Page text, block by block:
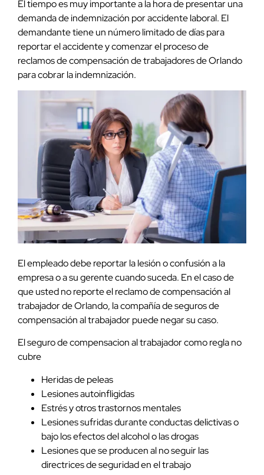
El tiempo es muy importante a la hora de presentar una
demanda de indemnización por accidente laboral. El
demandante tiene un número limitado de días para
reportar el accidente y comenzar el proceso de
reclamos de compensación de trabajadores de Orlando
para cobrar la indemnización.
El empleado debe reportar la lesión o confusión a la
empresa o a su gerente cuando suceda. En el caso de
que usted no reporte el reclamo de compensación al
trabajador de Orlando, la compañía de seguros de
compensación al trabajador puede negar su caso.
El seguro de compensacion al trabajador como regla no
cubre
Heridas de peleas
Lesiones autoinfligidas
Estrés y otros trastornos mentales
Lesiones sufridas durante conductas delictivas o
bajo los efectos del alcohol o las drogas
Lesiones que se producen al no seguir las
directrices de seguridad en el trabajo